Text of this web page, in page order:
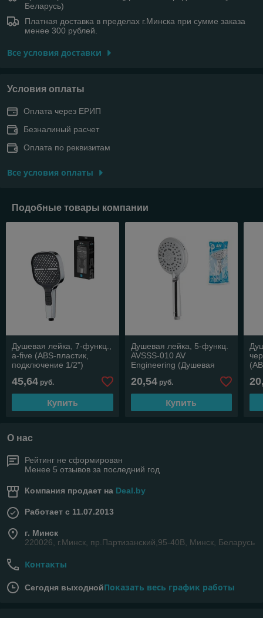
Беларусь)
Платная доставка в пределах г.Минска при сумме заказа
менее 300 рублей.
Все условия доставки
Условия оплаты
Оплата через ЕРИП
Безналиный расчет
Оплата по реквизитам
Все условия оплаты
Подобные товары компании
Душевая лейка, 7-функц.,
a-five (ABS-пластик,
подключение 1/2")
45,64 руб.
Купить
Душевая лейка, 5-функц.
AVSSS-010 AV
Engineering (Душевая
лейка с функцией скраб-
массаж)
20,54руб.
Купить
О нас
Рейтинг не сформирован
Менее 5 отзывов за последний год
Компания продает на Deal.by
Работает с 11.07.2013
г. Минск
220026, г.Минск, пр.Партизанский,95-40В, Минск, Беларусь
Контакты
Сегодня выходнойПоказать весь график работы